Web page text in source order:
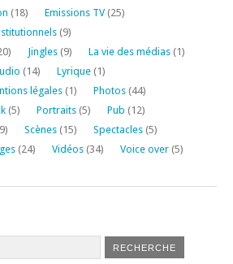
(18) Emissions TV(25)
(9)
Jingles (9) La vie des médias (1)
(14) Lyrique (1)
légales (1) Photos (44)
(5) Portraits (5) Pub (12)
Scènes (15) Spectacles (5)
(24) Vidéos (34) Voice over (5)